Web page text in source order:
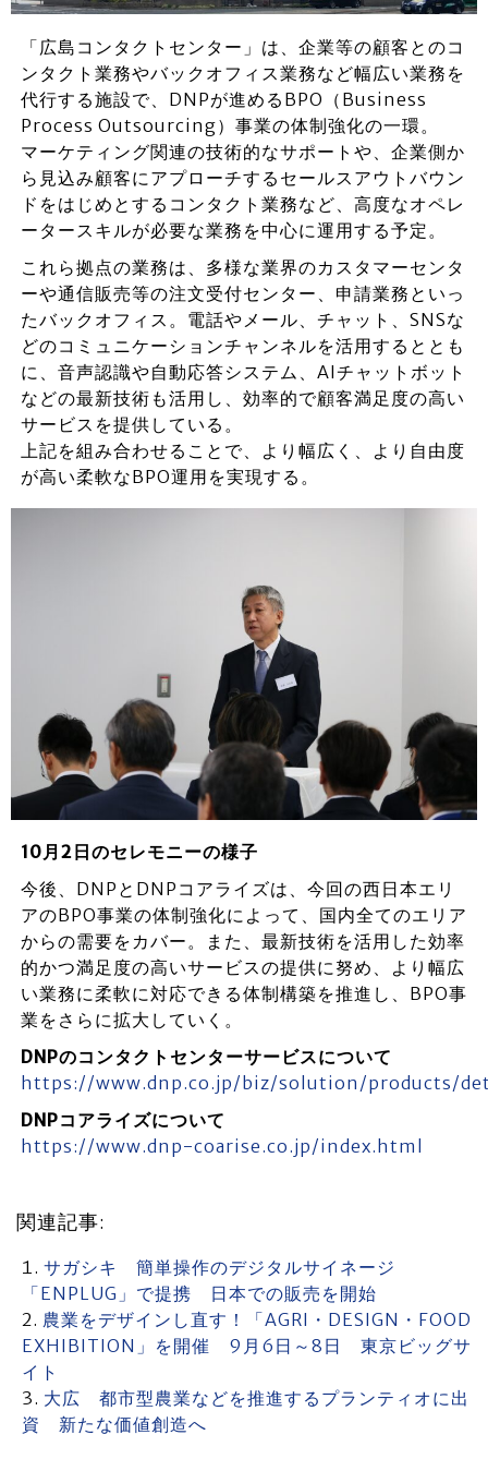
「広島コンタクトセンター」は、企業等の顧客とのコ
ンタクト業務やバックオフィス業務など幅広い業務を
代行する施設で、DNPが進めるBPO（Business
Process Outsourcing）事業の体制強化の一環。
マーケティング関連の技術的なサポートや、企業側か
ら見込み顧客にアプローチするセールスアウトバウン
ドをはじめとするコンタクト業務など、高度なオペレ
ータースキルが必要な業務を中心に運用する予定。
これら拠点の業務は、多様な業界のカスタマーセンタ
ーや通信販売等の注文受付センター、申請業務といっ
たバックオフィス。電話やメール、チャット、SNSな
どのコミュニケーションチャンネルを活用するととも
に、音声認識や自動応答システム、AIチャットボット
などの最新技術も活用し、効率的で顧客満足度の高い
サービスを提供している。
上記を組み合わせることで、より幅広く、より自由度
が高い柔軟なBPO運用を実現する。
10月2日のセレモニーの様子
今後、DNPとDNPコアライズは、今回の西日本エリ
アのBPO事業の体制強化によって、国内全てのエリア
からの需要をカバー。また、最新技術を活用した効率
的かつ満足度の高いサービスの提供に努め、より幅広
い業務に柔軟に対応できる体制構築を推進し、BPO事
業をさらに拡大していく。
DNPのコンタクトセンターサービスについて
https://www.dnp.co.jp/biz/solution/products/
DNPコアライズについて
https://www.dnp-coarise.co.jp/index.html
関連記事:
サガシキ 簡単操作のデジタルサイネージ
「ENPLUG」で提携 日本での販売を開始
農業をデザインし直す！「AGRI・DESIGN・FOOD
EXHIBITION」を開催 9月6日～8日 東京ビッグサ
イト
大広 都市型農業などを推進するプランティオに出
資 新たな価値創造へ